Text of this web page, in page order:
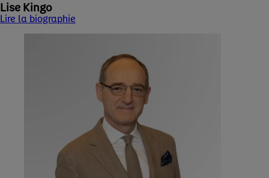
Lise Kingo
Lire la biographie